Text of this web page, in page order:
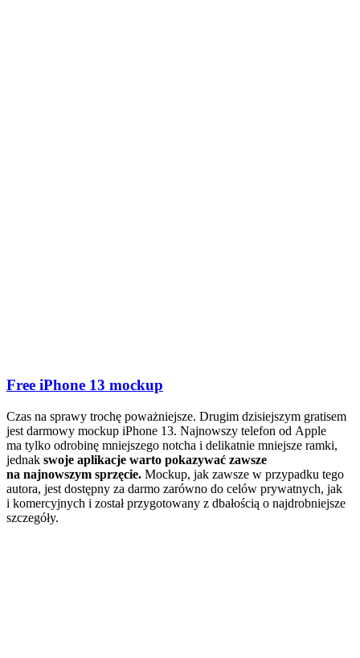
Free iPhone 13 mockup
Czas na sprawy trochę poważniejsze. Drugim dzisiejszym gratisem
jest darmowy mockup iPhone 13. Najnowszy telefon od Apple
ma tylko odrobinę mniejszego notcha i delikatnie mniejsze ramki,
jednak swoje aplikacje warto pokazywać zawsze
na najnowszym sprzęcie. Mockup, jak zawsze w przypadku tego
autora, jest dostępny za darmo zarówno do celów prywatnych, jak
i komercyjnych i został przygotowany z dbałością o najdrobniejsze
szczegóły.